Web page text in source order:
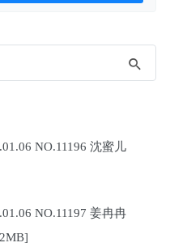
NO.11196 沈蜜儿
NO.11197 姜冉冉